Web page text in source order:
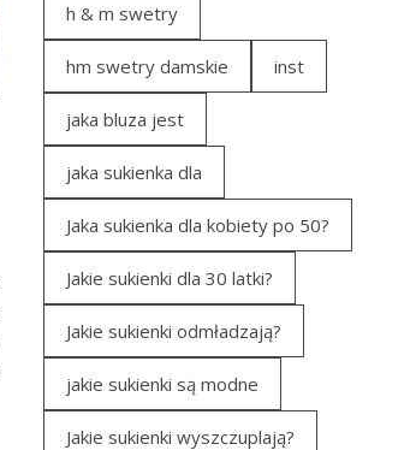
h & m swetry
hm swetry damskie inst
jaka bluza jest
jaka sukienka dla
Jaka sukienka dla kobiety po 50?
Jakie sukienki dla 30 latki?
Jakie sukienki odmładzają?
jakie sukienki są modne
Jakie sukienki wyszczuplają?